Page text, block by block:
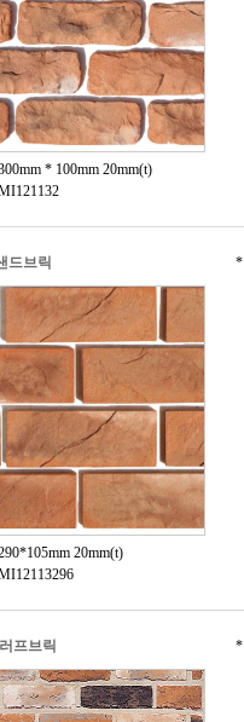
* 100mm 20mm(t)
드브릭
20mm(t)
*
프브릭 *